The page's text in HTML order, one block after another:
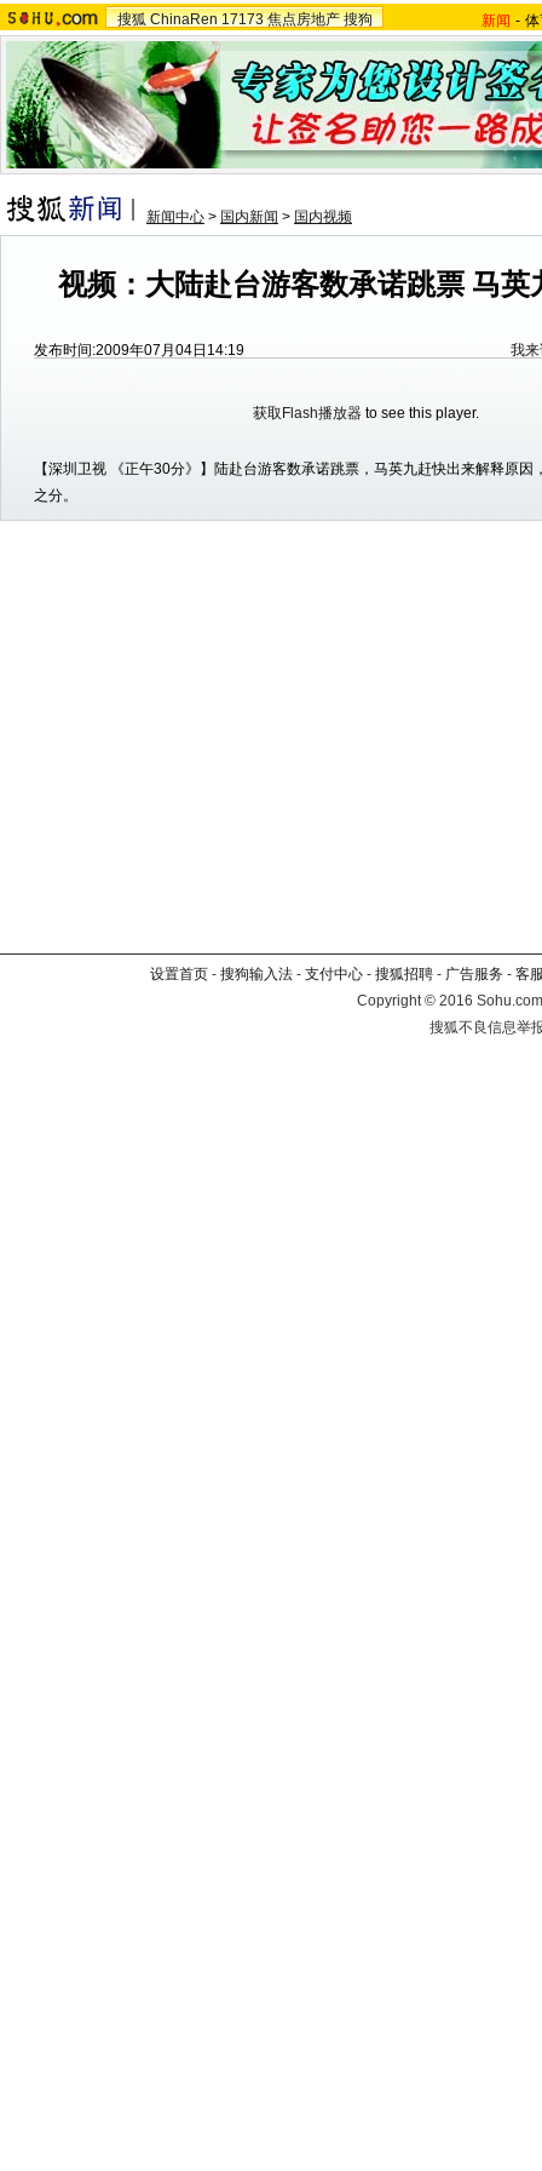
搜狐 ChinaRen 17173 焦点房地产 搜狗 新闻 -
新闻中心 > 国内新闻 > 国内视频
视频：大陆赴台游客数承诺跳票 马英
发布时间:2009年07月04日14:19 我
获取Flash播放器 to see this player.
【深圳卫视 《正午30分》】陆赴台游客数承诺跳票，马英九赶快出来解释原因
之分。
设置首页 - 搜狗输入法 - 支付中心 - 搜狐招聘 - 广告服务 - 客
Copyright©2016
搜狐不良信息举